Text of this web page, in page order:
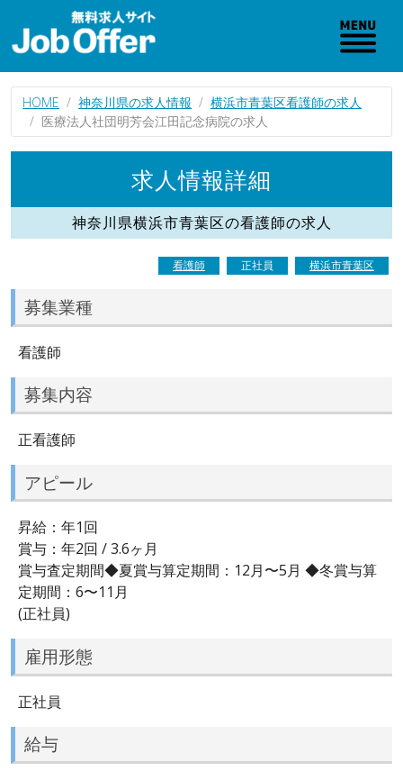
HOME 神奈川県の求人情報
横浜市青葉区看護師の求人
医療法人社団明芳会江田記念病院の求人
求人情報詳細
神奈川県横浜市青葉区の看護師の求人
看護師 正社員 横浜市青葉区
募集業種
看護師
募集内容
正看護師
アピール
昇給：年1回
賞与：年2回 / 3.6ヶ月
賞与査定期間◆夏賞与算定期間：12月〜5月 ◆冬賞与算
定期間：6〜11月
(正社員)
雇用形態
正社員
給与